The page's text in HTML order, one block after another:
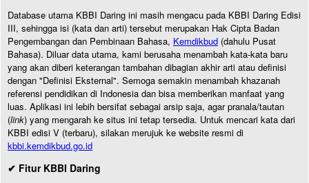
Database utama KBBI Daring ini masih mengacu pada KBBI Daring Edisi
III, sehingga isi (kata dan arti) tersebut merupakan Hak Cipta Badan
Pengembangan dan Pembinaan Bahasa, Kemdikbud (dahulu Pusat
Bahasa). Diluar data utama, kami berusaha menambah kata-kata baru
yang akan diberi keterangan tambahan dibagian akhir arti atau definisi
dengan "Definisi Eksternal". Semoga semakin menambah khazanah
referensi pendidikan di Indonesia dan bisa memberikan manfaat yang
luas. Aplikasi ini lebih bersifat sebagai arsip saja, agar pranala/tautan
(link) yang mengarah ke situs ini tetap tersedia. Untuk mencari kata dari
KBBI edisi V (terbaru), silakan merujuk ke website resmi di
kbbi.kemdikbud.go.id
✔ Fitur KBBI Daring